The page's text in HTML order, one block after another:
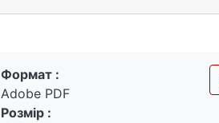
Формат :
Adobe PDF
Розмір :